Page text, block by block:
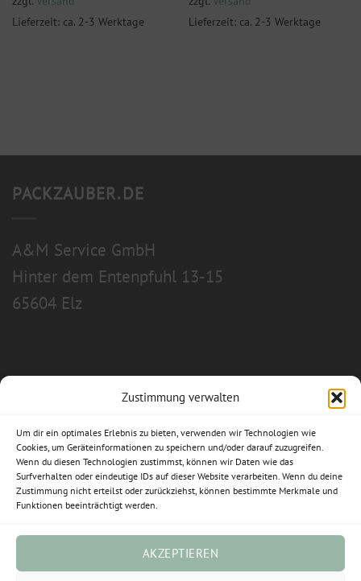
Zustimmung verwalten
Um dir ein optimales Erlebnis zu bieten, verwenden wir Technologien wie
Cookies, um Geräteinformationen zu speichern und/oder darauf zuzugreifen.
Wenn du diesen Technologien zustimmst, können wir Daten wie das
Surfverhalten oder eindeutige IDs auf dieser Website verarbeiten. Wenn du deine
Zustimmung nicht erteilst oder zurückziehst, können bestimmte Merkmale und
Funktionen beeinträchtigt werden.
AKZEPTIEREN
Lieferzeit: ca. 2-3 Werktage
Lieferzeit: ca. 2-3 Werktage
PACKZAUBER.DE
A&M Service GmbH
Hinter dem Entenpfuhl 13-15
65604 Elz
Allgemeine Geschäftsbedingungen
Impressum
Datenschutzerklärung
Widerrufsbelehrung
Cookie-Richtlinie (EU)